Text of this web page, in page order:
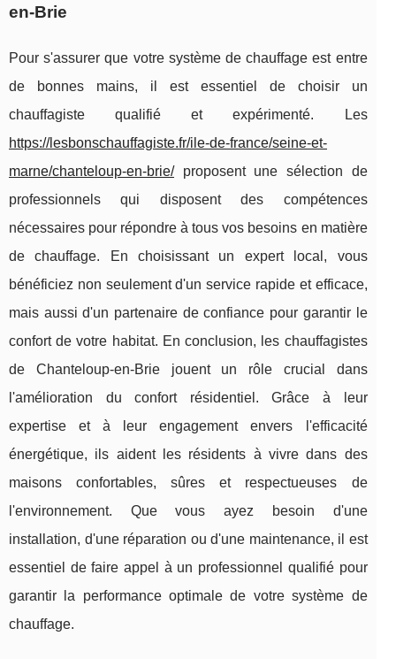
en-Brie
Pour s'assurer que votre système de chauffage est entre
de bonnes mains, il est essentiel de choisir un
chauffagiste qualifié et expérimenté. Les
https://lesbonschauffagiste.fr/ile-de-france/seine-et-
marne/chanteloup-en-brie/proposent une sélection de
professionnels qui disposent des compétences
nécessaires pour répondre à tous vos besoins en matière
de chauffage. En choisissant un expert local, vous
bénéficiez non seulement d'un service rapide et efficace,
mais aussi d'un partenaire de confiance pour garantir le
confort de votre habitat. En conclusion, les chauffagistes
de Chanteloup-en-Brie jouent un rôle crucial dans
l'amélioration du confort résidentiel. Grâce à leur
expertise et à leur engagement envers l'efficacité
énergétique, ils aident les résidents à vivre dans des
maisons confortables, sûres et respectueuses de
l'environnement. Que vous ayez besoin d'une
installation, d'une réparation ou d'une maintenance, il est
essentiel de faire appel à un professionnel qualifié pour
garantir la performance optimale de votre système de
chauffage.